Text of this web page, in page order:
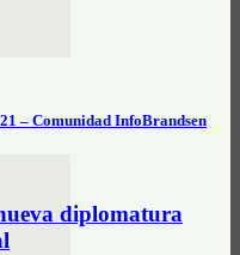
– Comunidad InfoBrandsen
diplomatura